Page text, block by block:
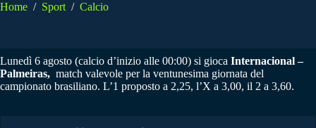
Home / Sport / Calcio
Lunedì 6 agosto (calcio d’inizio alle 00:00) si gioca Internacional –
Palmeiras, match valevole per la ventunesima giornata del
campionato brasiliano. L’1 proposto a 2,25, l’X a 3,00, il 2 a 3,60.